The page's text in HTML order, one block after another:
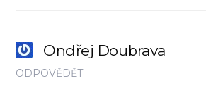
Ondřej Doubrava
ODPOVĚDĚT